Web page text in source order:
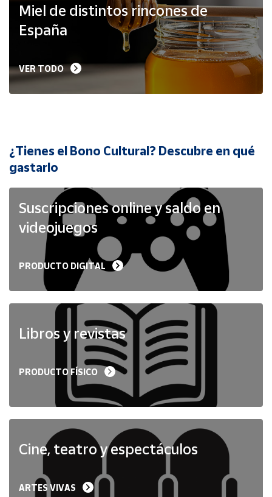
Vendedores
Mapa de
Hazte
vendedor
Cuenta
Ubicación
Península
Baleares
Melilla
Miel de distintos rincones de
España
VER TODO
¿Tienes el Bono Cultural? Descubre en qué
gastarlo
Suscripciones online y saldo en
videojuegos
PRODUCTO DIGITAL
Libros y revistas
PRODUCTO FÍSICO
Cine, teatro y espectáculos
ARTES VIVAS